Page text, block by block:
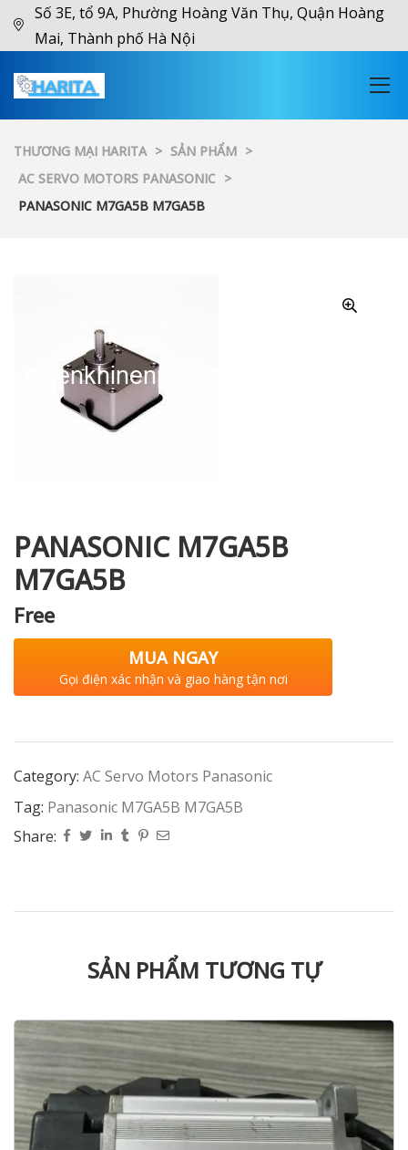
Số 3E, tổ 9A, Phường Hoàng Văn Thụ, Quận Hoàng
Mai, Thành phố Hà Nội
THƯƠNG MẠI HARITA > SẢN PHẨM >
AC SERVO MOTORS PANASONIC >
PANASONIC M7GA5B M7GA5B
PANASONIC M7GA5B
M7GA5B
Free
MUA NGAY
Gọi điện xác nhận và giao hàng tận nơi
Category: AC Servo Motors Panasonic
Tag: Panasonic M7GA5B M7GA5B
Share:
SẢN PHẨM TƯƠNG TỰ